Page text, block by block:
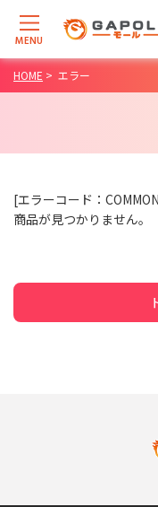
MENU
HOME > エラー
[エラーコード：
商品が見つかりません。